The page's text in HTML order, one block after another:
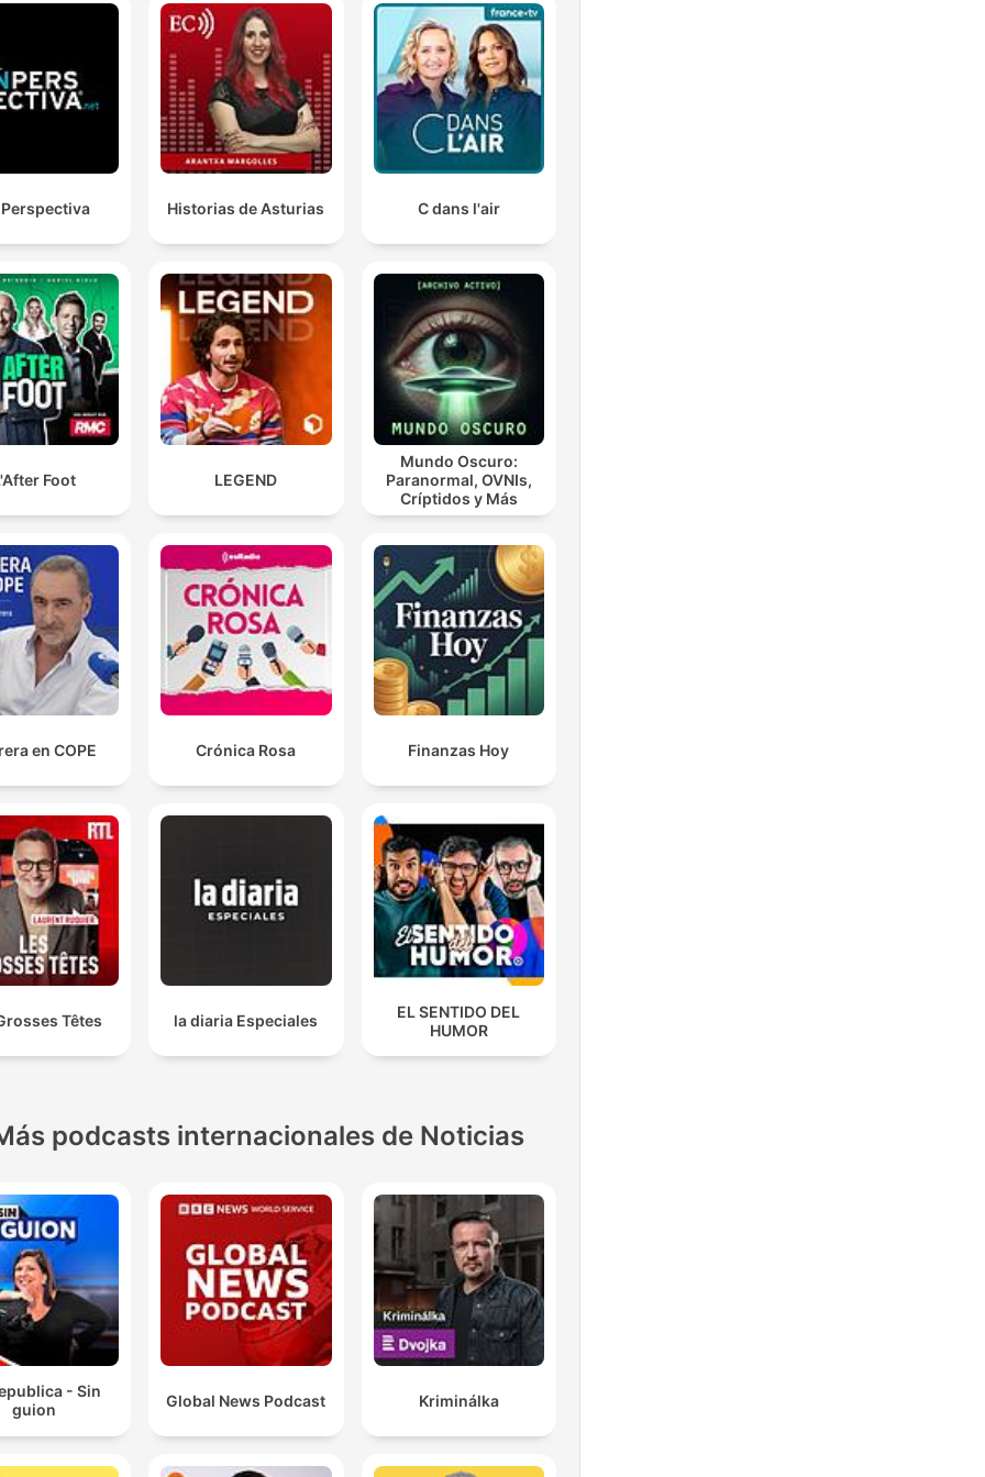
00:17:04 · O locutor utiliza uma analogia familiar para criticar a
interferência estatal na esfera privada e no controle de
conteúdos.
Dá muito menos trabalho tirar o Discord do ar, tirar o
WhatsApp do ar, do que ir atrás de quem frauda, de ir
combina crimes pela internet
00:21:08 · O apresentador argumenta que a censura de
vez de enfrentar a criminalidade real.
Quando a Rússia quis tirar o Discord do ar, os militares
russos entraram em pânico, porque toda a
comunicação com a frente de batalha na Ucrânia era
feita através do Discord.
00:26:33 · Um exemplo histórico é citado para ilustrar a
importância estratégica e funcional da plataforma Discord para
comunicações complexas.
Historias de Asturias C dans l'air
Foot LEGEND
Mundo Oscuro:
Paranormal, OVNIs,
Críptidos y Más
en COPE Crónica Rosa Finanzas Hoy
Têtes la diaria Especiales
EL SENTIDO DEL
HUMOR
podcasts internacionales de Noticias
- Sin
guion
Global News Podcast Kriminálka